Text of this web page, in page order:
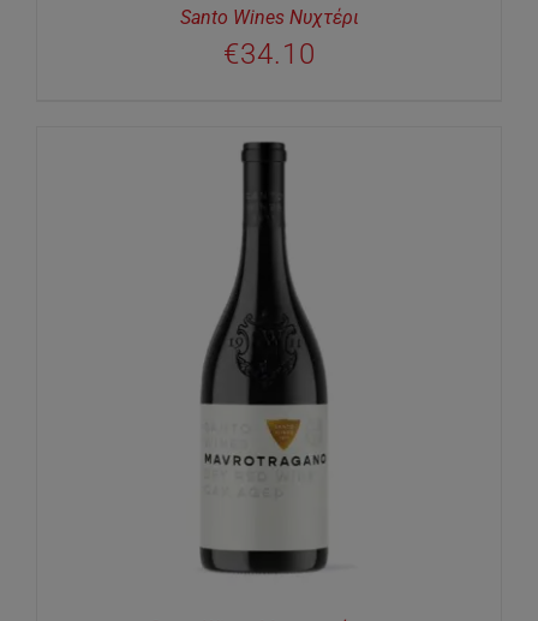
Santo Wines Νυχτέρι
€34.10